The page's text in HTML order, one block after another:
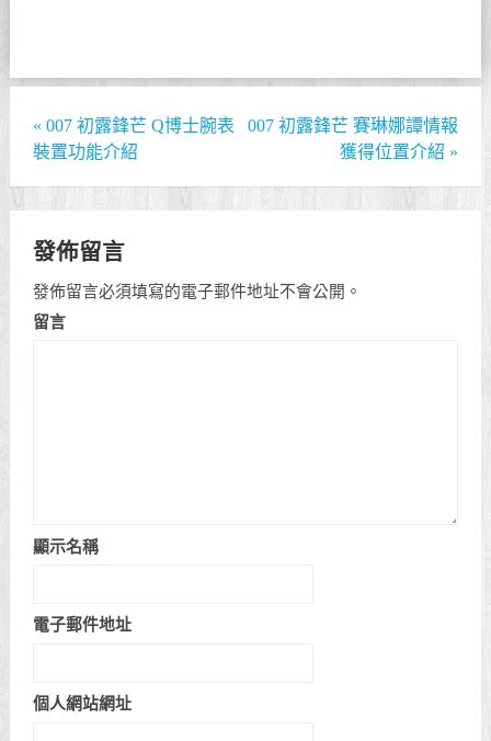
« 007 初露鋒芒 Q博士腕表
裝置功能介紹
007 初露鋒芒 賽琳娜譚情報
獲得位置介紹 »
發佈留言
發佈留言必須填寫的電子郵件地址不會公開。
留言
顯示名稱
電子郵件地址
個人網站網址